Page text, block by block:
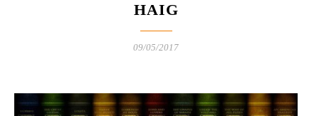
HAIG
09/05/2017